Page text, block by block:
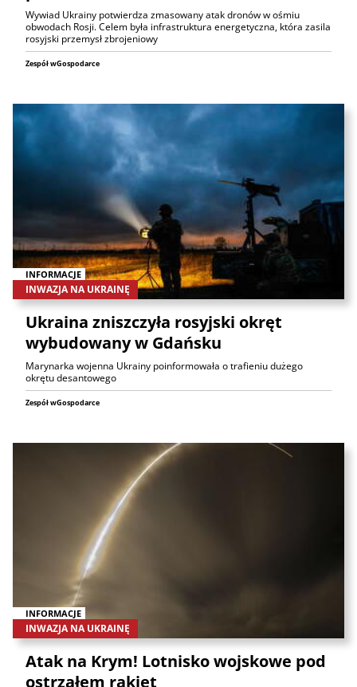
Wywiad Ukrainy potwierdza zmasowany atak dronów w ośmiu
obwodach Rosji. Celem była infrastruktura energetyczna, która zasila
rosyjski przemysł zbrojeniowy
Zespół wGospodarce
INFORMACJE
INWAZJA NA UKRAINĘ
Ukraina zniszczyła rosyjski okręt
wybudowany w Gdańsku
Marynarka wojenna Ukrainy poinformowała o trafieniu dużego
okrętu desantowego
Zespół wGospodarce
INFORMACJE
INWAZJA NA UKRAINĘ
Atak na Krym! Lotnisko wojskowe pod
ostrzałem rakiet